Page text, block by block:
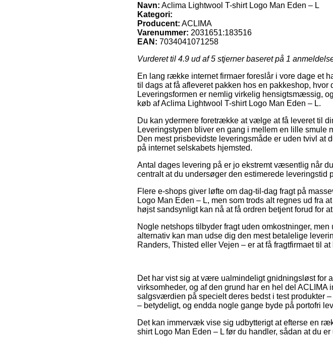
Navn: Aclima Lightwool T-shirt Logo Man Eden – L
Kategori:
Producent: ACLIMA
Varenummer: 2031651:183516
EAN: 7034041071258
Vurderet til 4.9 ud af 5 stjerner baseret på 1
En lang række internet firmaer foreslår i vore dage et
til dags at få afleveret pakken hos en pakkeshop,
Leveringsformen er nemlig virkelig hensigtsmæssig,
køb af Aclima Lightwool T-shirt Logo Man Eden – L.
Du kan ydermere foretrække at vælge at få leveret til
Leveringstypen bliver en gang i mellem en lille smule
Den mest prisbevidste leveringsmåde er uden tvivl
på internet selskabets hjemsted.
Antal dages levering på er jo ekstremt væsentlig når
centralt at du undersøger den estimerede leveringstid
Flere e-shops giver løfte om dag-til-dag fragt på
Logo Man Eden – L, men som trods alt regnes ud fra
højst sandsynligt kan nå at få ordren betjent forud for
Nogle netshops tilbyder fragt uden omkostninger,
alternativ kan man udse dig den mest betalelige
Randers, Thisted eller Vejen – er at få fragtfirmaet til
Det har vist sig at være ualmindeligt gnidningsløst for
virksomheder, og af den grund har en hel del
salgsværdien på specielt deres bedst i test produkter
– betydeligt, og endda nogle gange byde på portofri
Det kan immervæk vise sig udbytterigt at efterse en
shirt Logo Man Eden – L før du handler, sådan at du